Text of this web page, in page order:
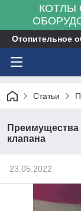
КОТЛЫ
Отопительное
Статьи
Преимущества
клапана
23.05.2022